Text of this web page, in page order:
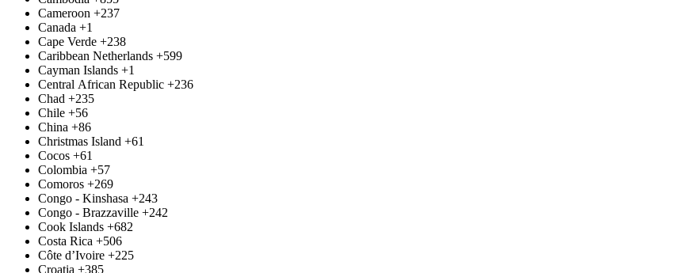
Cameroon +237
Canada +1
Cape Verde +238
Caribbean Netherlands +599
Cayman Islands +1
Central African Republic +236
Chad +235
Chile +56
China +86
Christmas Island +61
Cocos +61
Colombia +57
Comoros +269
Congo - Kinshasa +243
Congo - Brazzaville +242
Cook Islands +682
Costa Rica +506
Côte d’Ivoire +225
Croatia +385